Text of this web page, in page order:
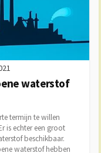
waterstof
termijn te willen
is echter een groot
beschikbaar.
waterstof hebben